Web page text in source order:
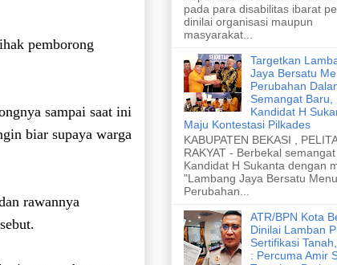
pemborong
sampai saat ini
biar supaya warga
rawannya
pada para disabilitas ibarat
dinilai organisasi maupun
masyarakat...
Targetkan
Jaya Bersatu
Perubahan
Semangat Baru,
Kandidat H
Maju Kontestasi Pilkades
KABUPATEN BEKASI , PELITA
RAKYAT - Berbekal
Kandidat H Sukanta dengan
"Lambang Jaya Bersatu
Perubahan...
ATR/BPN Kota
Dinilai Lamban
Sertifikasi
: Percuma Amir